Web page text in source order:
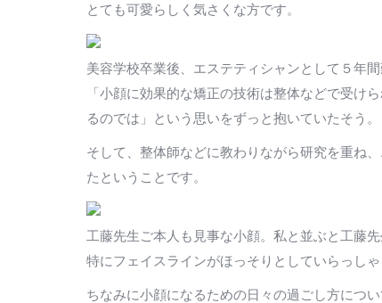
とても可愛らしく気さくな方です。
美容学校卒業後、エステティシャンとして５年
「小顔に効果的な矯正の技術は整体などで受け
るのでは」という思いをずっと抱いていたそう。
そして、整体師などに教わりながら研究を重ね
たということです。
工藤先生ご本人も見事な小顔。私と並ぶと工藤先
特にフェイスラインがほっそりとしていらっし
ちなみに小顔になるための日々の過ごし方につ